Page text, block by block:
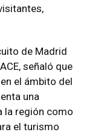
de Madrid
señaló que
el ámbito del
una
la región como
el turismo